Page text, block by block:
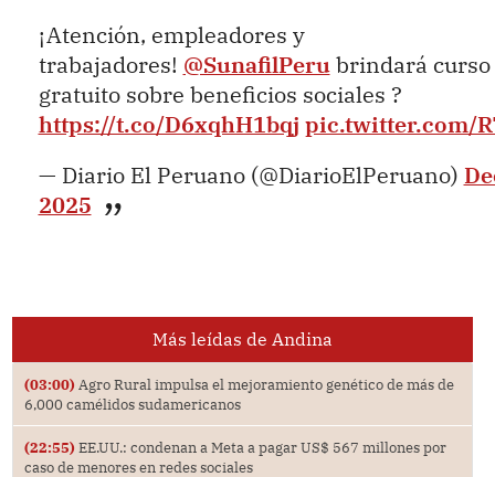
¡Atención, empleadores y
trabajadores! @SunafilPerubrindará
gratuito sobre beneficios sociales ?
https://t.co/D6xqhH1bqj pic.twitter.com/
— Diario El Peruano (@DiarioElPeruano)
2025
Más leídas de Andina
(03:00) Agro Rural impulsa el mejoramiento genético de más de
6,000 camélidos sudamericanos
(22:55) EE.UU.: condenan a Meta a pagar US$ 567 millones por
caso de menores en redes sociales